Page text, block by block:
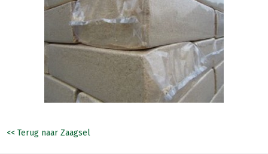
<< Terug naar Zaagsel